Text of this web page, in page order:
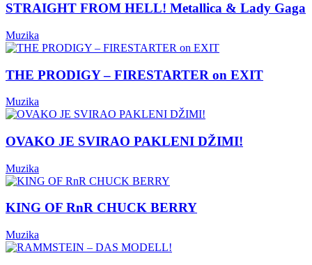
STRAIGHT FROM HELL! Metallica & Lady Gaga
Muzika
THE PRODIGY – FIRESTARTER on EXIT
Muzika
OVAKO JE SVIRAO PAKLENI DŽIMI!
Muzika
KING OF RnR CHUCK BERRY
Muzika